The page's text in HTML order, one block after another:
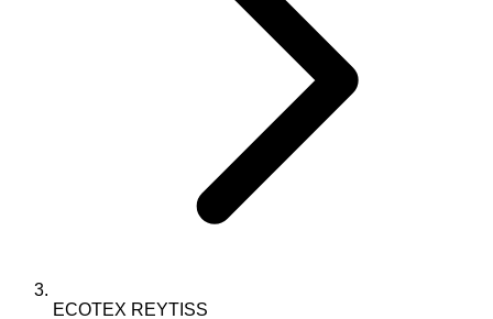
ECOTEX REYTISS